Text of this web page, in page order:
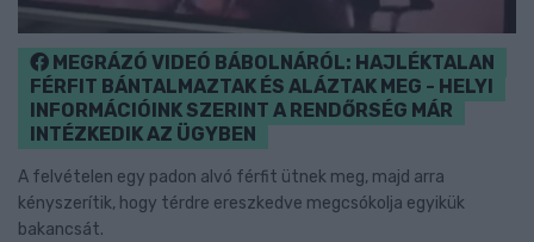
MEGRÁZÓ VIDEÓ BÁBOLNÁRÓL: HAJLÉKTALAN
FÉRFIT BÁNTALMAZTAK ÉS ALÁZTAK MEG - HELYI
INFORMÁCIÓINK SZERINT A RENDŐRSÉG MÁR
INTÉZKEDIK AZ ÜGYBEN
A felvételen egy padon alvó férfit ütnek meg, majd arra
kényszerítik, hogy térdre ereszkedve megcsókolja egyikük
bakancsát.